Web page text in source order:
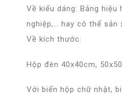
Về kiểu dáng: Bảng
nghiệp,… hay có thể sản
Về kích thước:
Hộp đèn 40x40cm,
Với biển hộp chữ nhật,